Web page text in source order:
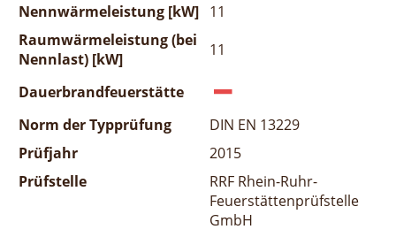
Nennwärmeleistung [kW] 11
Raumwärmeleistung (bei
Nennlast) [kW]
11
Dauerbrandfeuerstätte
Norm der Typprüfung
DIN EN 13229
Prüfjahr
2015
Prüfstelle
RRF Rhein-Ruhr-
Feuerstättenprüfstelle
GmbH